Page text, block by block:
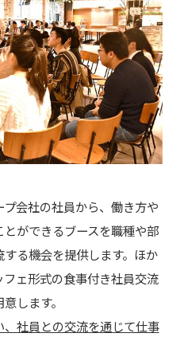
会社の社員から、働き方や
ができるブースを職種や部
る機会を提供します。ほか
ェ形式の食事付き社員交流
します。
社員との交流を通じて仕事